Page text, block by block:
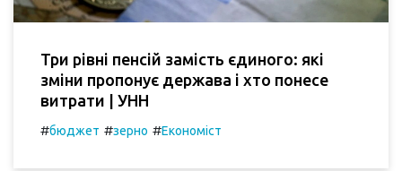
Три рівні пенсій замість єдиного: які
зміни пропонує держава і хто понесе
витрати | УНН
#бюджет #зерно #Економіст